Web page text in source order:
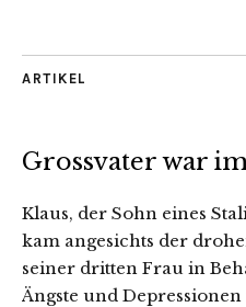
ARTIKEL
Grossvater war
Klaus, der Sohn eines
kam angesichts der
seiner dritten Frau in
Ängste und